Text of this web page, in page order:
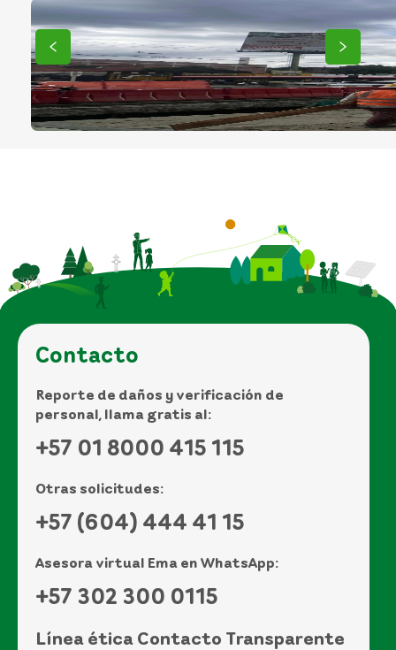
Contacto
Reporte de daños y verificación de
personal, llama gratis al:
+57 01 8000 415 115
Otras solicitudes:
+57 (604) 444 41 15
Asesora virtual Ema en WhatsApp:
+57 302 300 0115
Línea ética Contacto Transparente